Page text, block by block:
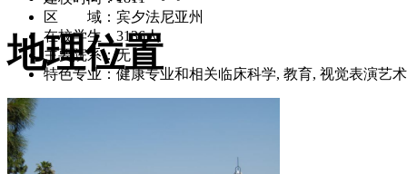
区 域：宾夕法尼亚州
在校学生：3136人
主要院系：无
特色专业：健康专业和相关临床科学, 教育, 视觉表演艺
地理位置